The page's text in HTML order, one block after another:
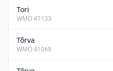
Tori
WMO41133
Tõrva
WMO41069